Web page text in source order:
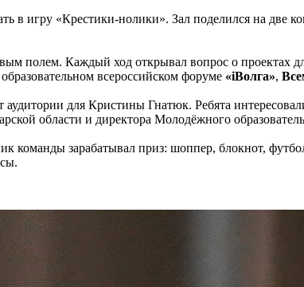
в игру «Крестики-нолики». Зал поделился на две
полем. Каждый ход открывал вопрос о
всероссийском форуме «iВолга»,
для Кристины Гнатюк. Ребята
области и директора Молодёжного
команды зарабатывал приз: шоппер, блокнот,